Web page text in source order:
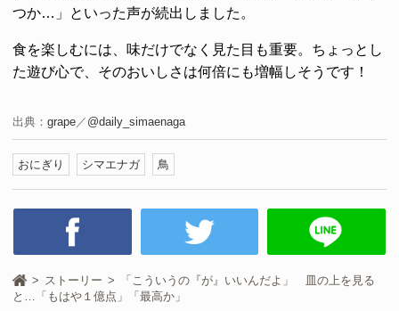
つか…」といった声が続出しました。
食を楽しむには、味だけでなく見た目も重要。ちょっとし
た遊び心で、そのおいしさは何倍にも増幅しそうです！
出典： grape／ @daily_simaenaga
おにぎり シマエナガ 鳥
ストーリー
「こういうの『が』いいんだよ」 皿の上を見る
と…「もはや１億点」「最高か」